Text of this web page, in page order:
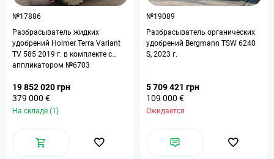
№17886
Разбрасыватель жидких
удобрений Holmer Terra Variant
TV 585 2019 г. в комплекте с
аппликатором №6703
19 852 020 грн
379 000 €
На складе (1)
№19089
Разбрасыватель органических
удобрений Bergmann TSW 6240
S, 2023 г.
5 709 421 грн
109 000 €
Ожидается